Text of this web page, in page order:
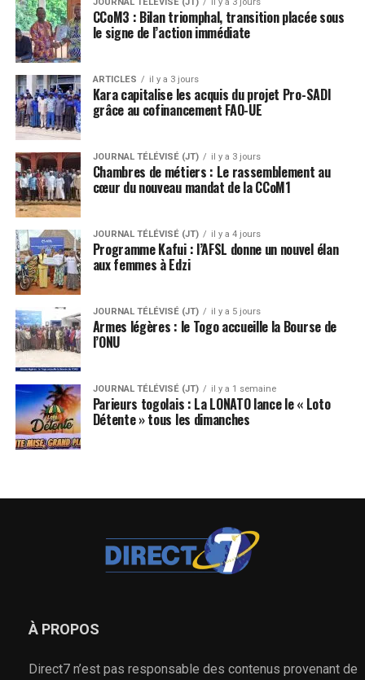
CCoM3 : Bilan triomphal, transition placée sous
le signe de l’action immédiate
ARTICLES il y a 3 jours
Kara capitalise les acquis du projet Pro-SADI
grâce au cofinancement FAO-UE
JOURNAL TÉLÉVISÉ (JT) il y a 3 jours
Chambres de métiers : Le rassemblement au
cœur du nouveau mandat de la CCoM1
JOURNAL TÉLÉVISÉ (JT) il y a 4 jours
Programme Kafui : l’AFSL donne un nouvel élan
aux femmes à Edzi
JOURNAL TÉLÉVISÉ (JT) il y a 5 jours
Armes légères : le Togo accueille la Bourse de
l’ONU
JOURNAL TÉLÉVISÉ (JT) il y a 1 semaine
Parieurs togolais : La LONATO lance le « Loto
Détente » tous les dimanches
À PROPOS
Direct7 n’est pas responsable des contenus provenant de